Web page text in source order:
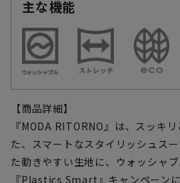
主な機能
【商品詳細】
『MODA RITORNO』は、スッキ
た、スマートなスタイリッシュス
た動きやすい生地に、ウォッシャ
『Plastics Smart』キャンペーン